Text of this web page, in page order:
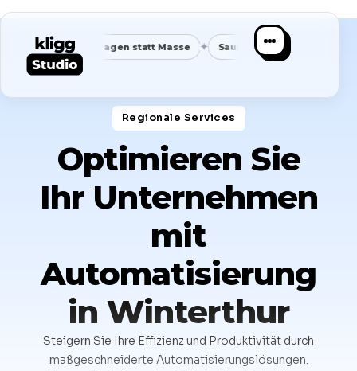
Anfragen statt Masse ✦ Saubere Positionierung
Regionale Services​
Optimieren Sie
Ihr Unternehmen
mit
Automatisierung
in Winterthur
Steigern Sie Ihre Effizienz und Produktivität durch
maßgeschneiderte Automatisierungslösungen.